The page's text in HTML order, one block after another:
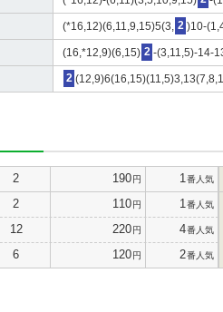
(*16,12)(6,11,9,15)5(3, 2 )10-
(16,*12,9)(6,15) 2 -(3,11,5)-14-
2
2 190円 1 番人気
2 110円 1 番人気
12 220円 4番人気
6 120円 2番人気